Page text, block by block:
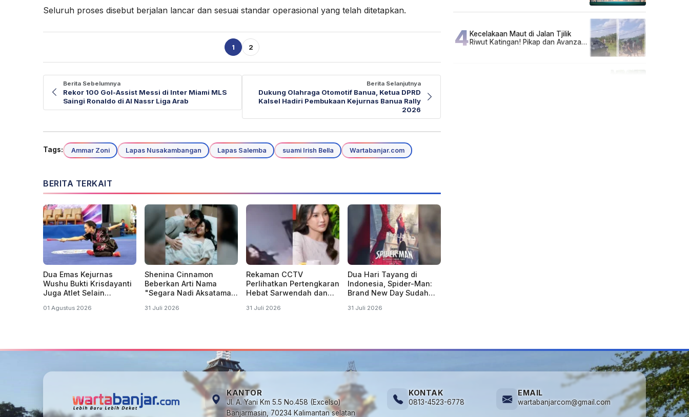
Seluruh proses disebut berjalan lancar dan sesuai standar operasional yang telah ditetapkan.
1 2
Berita Sebelumnya
Rekor 100 Gol-Assist Messi di Inter Miami MLS
Saingi Ronaldo di Al Nassr Liga Arab
Berita Selanjutnya
Dukung Olahraga Otomotif Banua, Ketua DPRD
Kalsel Hadiri Pembukaan Kejurnas Banua Rally
2026
Tags: Ammar Zoni Lapas Nusakambangan Lapas Salemba suami Irish Bella Wartabanjar.com
BERITA TERKAIT
Dua Emas Kejurnas
Wushu Bukti Krisdayanti
Juga Atlet Selain
01 Agustus 2026
Shenina Cinnamon
Beberkan Arti Nama
"Segara Nadi Aksatama"
Angga Yunanda
31 Juli 2026
Rekaman CCTV
Perlihatkan Pertengkaran
Hebat Sarwendah dan
31 Juli 2026
Dua Hari Tayang di
Indonesia, Spider-Man:
Brand New Day Sudah
31 Juli 2026
4Kecelakaan Maut di Jalan Tjilik
Riwut Katingan! Pikap dan Avanza
KANTOR
Jl. A. Yani Km 5.5 No.458 (Excelso)
Banjarmasin, 70234 Kalimantan selatan
KONTAK
0813-4523-6778
EMAIL
wartabanjarcom@gmail.com